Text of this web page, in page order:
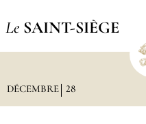
Le SAINT-SIÈGE
DÉCEMBRE 28